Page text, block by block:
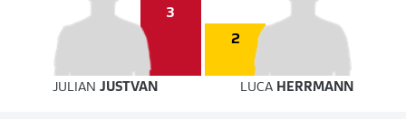
3
2
JULIAN JUSTVAN LUCA HERRMANN